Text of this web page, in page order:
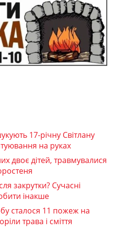
17-річну Світлану
на руках
двоє дітей, травмувалися
закрутки? Сучасні
інакше
сталося 11 пожеж на
трава і сміття